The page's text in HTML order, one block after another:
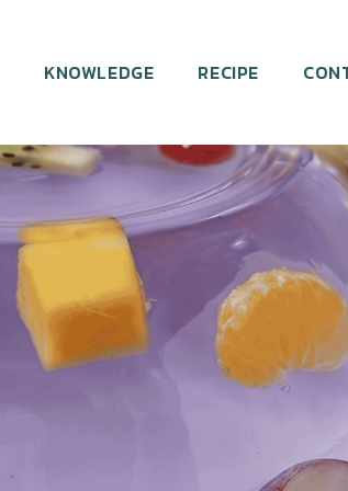
KNOWLEDGE RECIPE